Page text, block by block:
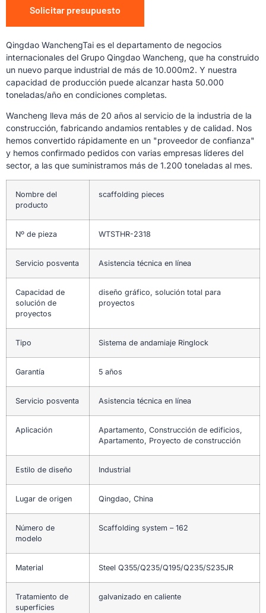
Solicitar presupuesto
Qingdao WanchengTai es el departamento de negocios
internacionales del Grupo Qingdao Wancheng, que ha construido
un nuevo parque industrial de más de 10.000m2. Y nuestra
capacidad de producción puede alcanzar hasta 50.000
toneladas/año en condiciones completas.
Wancheng lleva más de 20 años al servicio de la industria de la
construcción, fabricando andamios rentables y de calidad. Nos
hemos convertido rápidamente en un "proveedor de confianza"
y hemos confirmado pedidos con varias empresas líderes del
sector, a las que suministramos más de 1.200 toneladas al mes.
Nombre del
producto
scaffolding pieces
Nº de pieza WTSTHR-2318
Servicio posventa Asistencia técnica en línea
Capacidad de
solución de
proyectos
diseño gráfico, solución total para
proyectos
Tipo Sistema de andamiaje Ringlock
Garantía 5 años
Servicio posventa Asistencia técnica en línea
Aplicación
Apartamento, Construcción de edificios,
Apartamento, Proyecto de construcción
Estilo de diseño Industrial
Lugar de origen Qingdao, China
Número de
modelo
Scaffolding system – 162
Material Steel Q355/Q235/Q195/Q235/S235JR
Tratamiento de
superficies
galvanizado en caliente